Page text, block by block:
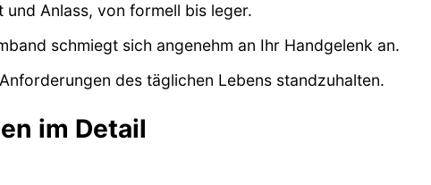
und Anlass, von formell bis leger.
schmiegt sich angenehm an Ihr Handgelenk an.
des täglichen Lebens standzuhalten.
im Detail